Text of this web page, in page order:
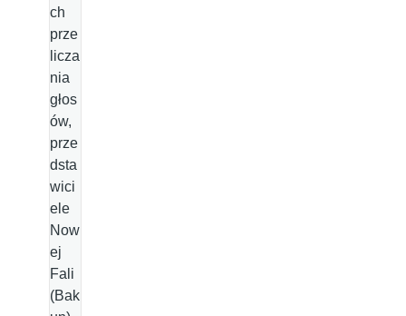
ch
prze
licza
nia
głos
ów,
prze
dsta
wici
ele
Now
ej
Fali
(Bak